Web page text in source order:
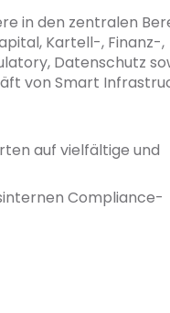
in den zentralen
Kartell-, Finanz-,
Datenschutz
von Smart
auf vielfältige und
Compliance-